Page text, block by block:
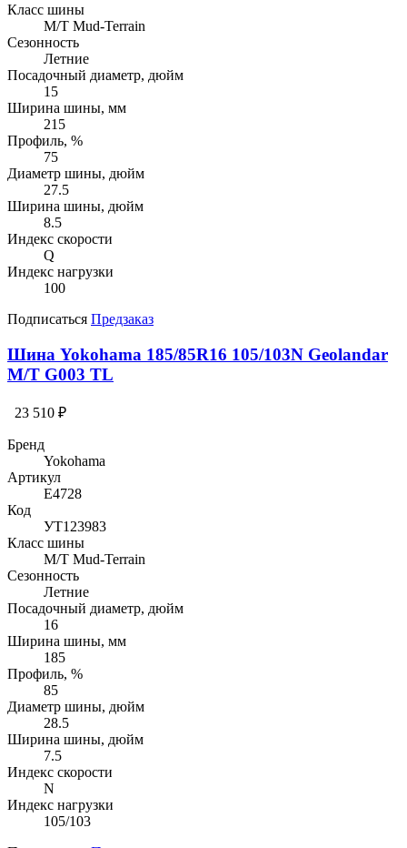
Класс шины
M/T Mud-Terrain
Сезонность
Летние
Посадочный диаметр, дюйм
15
Ширина шины, мм
215
Профиль, %
75
Диаметр шины, дюйм
27.5
Ширина шины, дюйм
8.5
Индекс скорости
Q
Индекс нагрузки
100
Подписаться Предзаказ
Шина Yokohama 185/85R16 105/103N Geolandar
M/T G003 TL
23 510 ₽
Бренд
Yokohama
Артикул
E4728
Код
УТ123983
Класс шины
M/T Mud-Terrain
Сезонность
Летние
Посадочный диаметр, дюйм
16
Ширина шины, мм
185
Профиль, %
85
Диаметр шины, дюйм
28.5
Ширина шины, дюйм
7.5
Индекс скорости
N
Индекс нагрузки
105/103